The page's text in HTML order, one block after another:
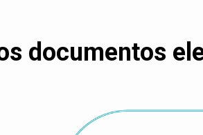
documentos